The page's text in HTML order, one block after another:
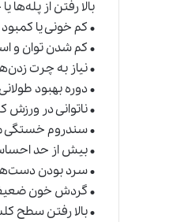
بالا رفتن از
• کم خونی یا
• کم شدن توان و
• نیاز به چرت
• دوره بهبود
• ناتوانی در ورزش
• سندروم خستگی
• بیش از حد
• سرد بودن دست‌ها
• گردش خون
• بالا رفتن سطح